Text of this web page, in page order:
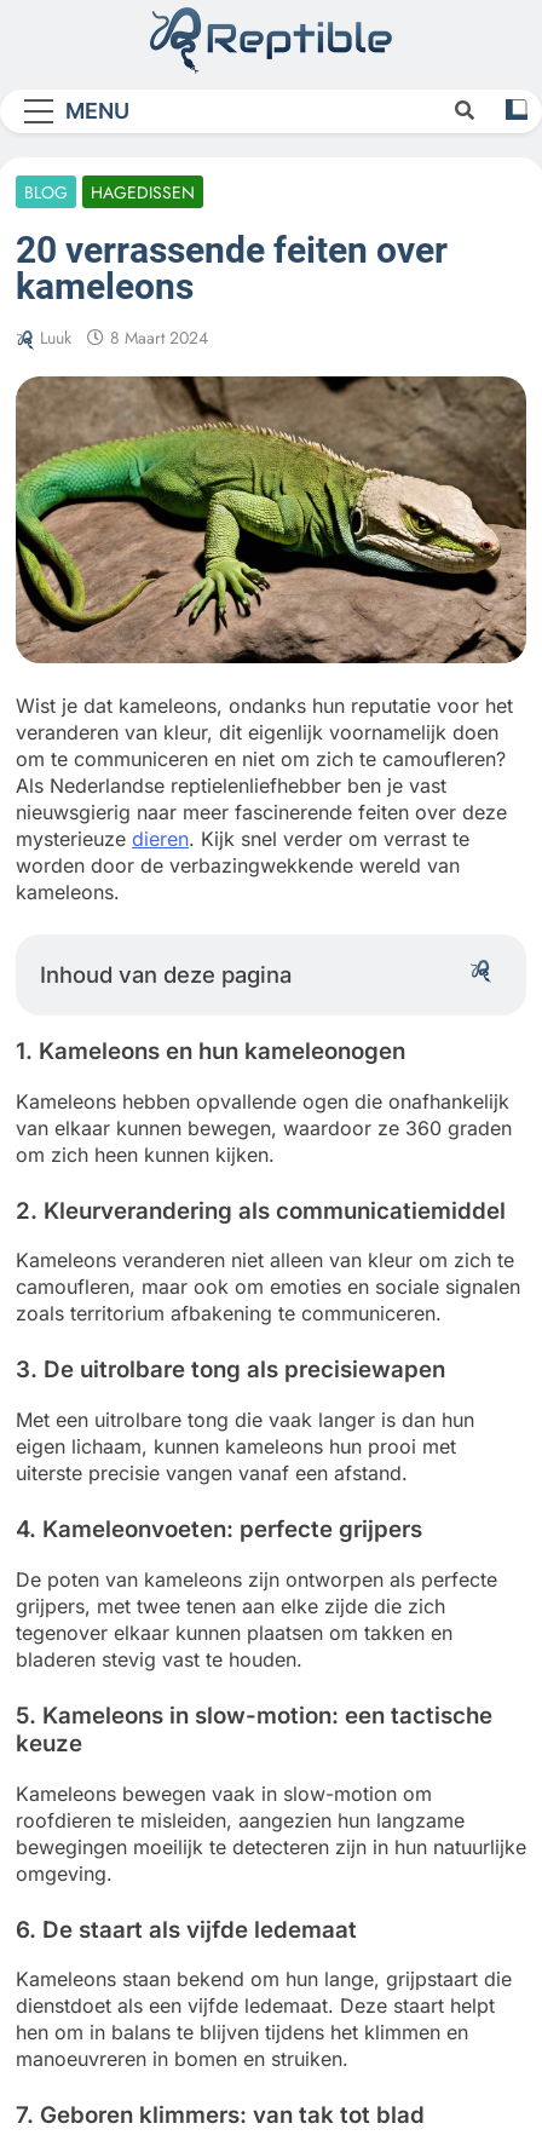
MENU
BLOG HAGEDISSEN
20 verrassende feiten over
kameleons
Luuk 8 Maart 2024
Wist je dat kameleons, ondanks hun reputatie voor het
veranderen van kleur, dit eigenlijk voornamelijk doen
om te communiceren en niet om zich te camoufleren?
Als Nederlandse reptielenliefhebber ben je vast
nieuwsgierig naar meer fascinerende feiten over deze
mysterieuze dieren. Kijk snel verder om verrast te
worden door de verbazingwekkende wereld van
kameleons.
Inhoud van deze pagina
1. Kameleons en hun kameleonogen
Kameleons hebben opvallende ogen die onafhankelijk
van elkaar kunnen bewegen, waardoor ze 360 graden
om zich heen kunnen kijken.
2. Kleurverandering als communicatiemiddel
Kameleons veranderen niet alleen van kleur om zich te
camoufleren, maar ook om emoties en sociale signalen
zoals territorium afbakening te communiceren.
3. De uitrolbare tong als precisiewapen
Met een uitrolbare tong die vaak langer is dan hun
eigen lichaam, kunnen kameleons hun prooi met
uiterste precisie vangen vanaf een afstand.
4. Kameleonvoeten: perfecte grijpers
De poten van kameleons zijn ontworpen als perfecte
grijpers, met twee tenen aan elke zijde die zich
tegenover elkaar kunnen plaatsen om takken en
bladeren stevig vast te houden.
5. Kameleons in slow-motion: een tactische
keuze
Kameleons bewegen vaak in slow-motion om
roofdieren te misleiden, aangezien hun langzame
bewegingen moeilijk te detecteren zijn in hun natuurlijke
omgeving.
6. De staart als vijfde ledemaat
Kameleons staan bekend om hun lange, grijpstaart die
dienstdoet als een vijfde ledemaat. Deze staart helpt
hen om in balans te blijven tijdens het klimmen en
manoeuvreren in bomen en struiken.
7. Geboren klimmers: van tak tot blad